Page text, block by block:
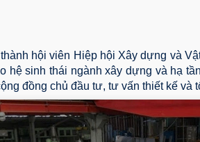
hội viên Hiệp hội Xây dựng và
hệ sinh thái ngành xây dựng và hạ
đồng chủ đầu tư, tư vấn thiết kế và